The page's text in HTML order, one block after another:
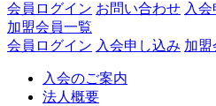
会員ログイン お問い合わせ 入
加盟会員一覧
会員ログイン 入会申し込み 加盟
入会のご案内
法人概要